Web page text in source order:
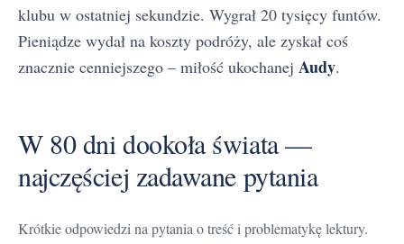
klubu w ostatniej sekundzie. Wygrał 20 tysięcy funtów.
Pieniądze wydał na koszty podróży, ale zyskał coś
znacznie cenniejszego – miłość ukochanej Audy.
W 80 dni dookoła świata —
najczęściej zadawane pytania
Krótkie odpowiedzi na pytania o treść i problematykę lektury.